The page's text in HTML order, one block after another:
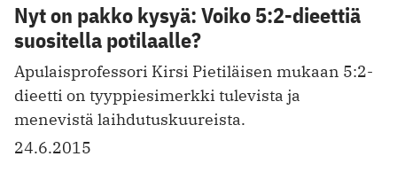
Nyt on pakko kysyä: Voiko 5:2-dieettiä
suositella potilaalle?
Apulaisprofessori Kirsi Pietiläisen mukaan 5:2-
dieetti on tyyppiesimerkki tulevista ja
menevistä laihdutuskuureista.
24.6.2015